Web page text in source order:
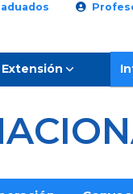
Extensión